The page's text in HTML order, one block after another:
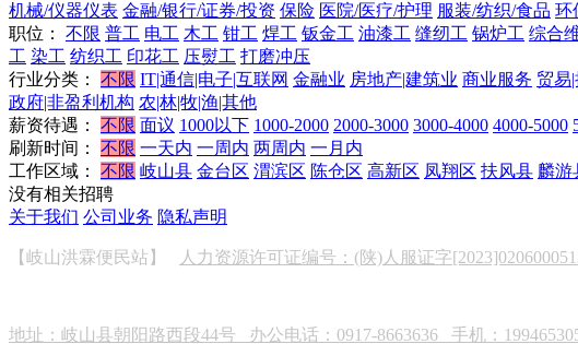
机械/仪器仪表 金融/银行/证券/投资 保险 医院/医疗/护理 服装/纺织/食品 环
职位：
不限 普工 电工 木工 钳工 焊工 钣金工 油漆工 缝纫工 锅炉工 综合
工 染工 纺织工 印花工 压熨工 打磨冲压
行业分类：
不限 IT|通信|电子|互联网 金融业 房地产|建筑业 商业服务 贸易
政府|非盈利机构 农|林|牧|渔|其他
薪资待遇：
不限 面议 1000以下 1000-2000 2000-3000 3000-4000 4000-5000
刷新时间：
不限 一天内 一周内 两周内 一月内
工作区域：
不限 岐山县 金台区 渭滨区 陈仓区 高新区 凤翔区 扶风县 麟游
没有相关招聘
关于我们 公司业务 隐私声明
【岐山洪霖便民站】 人力资源许可证编号：(陕)人服证字
地址：岐山县朝阳路西段44号 办公电话：0917-8663636 手机：